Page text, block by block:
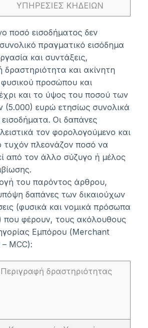
ΥΠΗΡΕΣΙΕΣ ΚΗΔΕΙΩΝ
ποσό εισοδήματος δεν
πραγματικό εισόδημα
και συντάξεις,
δραστηριότητα και ακίνητη
φυσικού προσώπου και
και το ύψος του ποσού των
(5.000) ευρώ ετησίως συνολικά
Οι δαπάνες
τον φορολογούμενο και
τυχόν πλεονάζον ποσό να
από τον άλλο σύζυγο ή μέλος
του παρόντος άρθρου,
δαπάνες των δικαιούχων
(φυσικά και νομικά πρόσωπα
που φέρουν, τους ακόλουθους
Εμπόρου (Merchant
MCC):
Περιγραφή δραστηριότητας